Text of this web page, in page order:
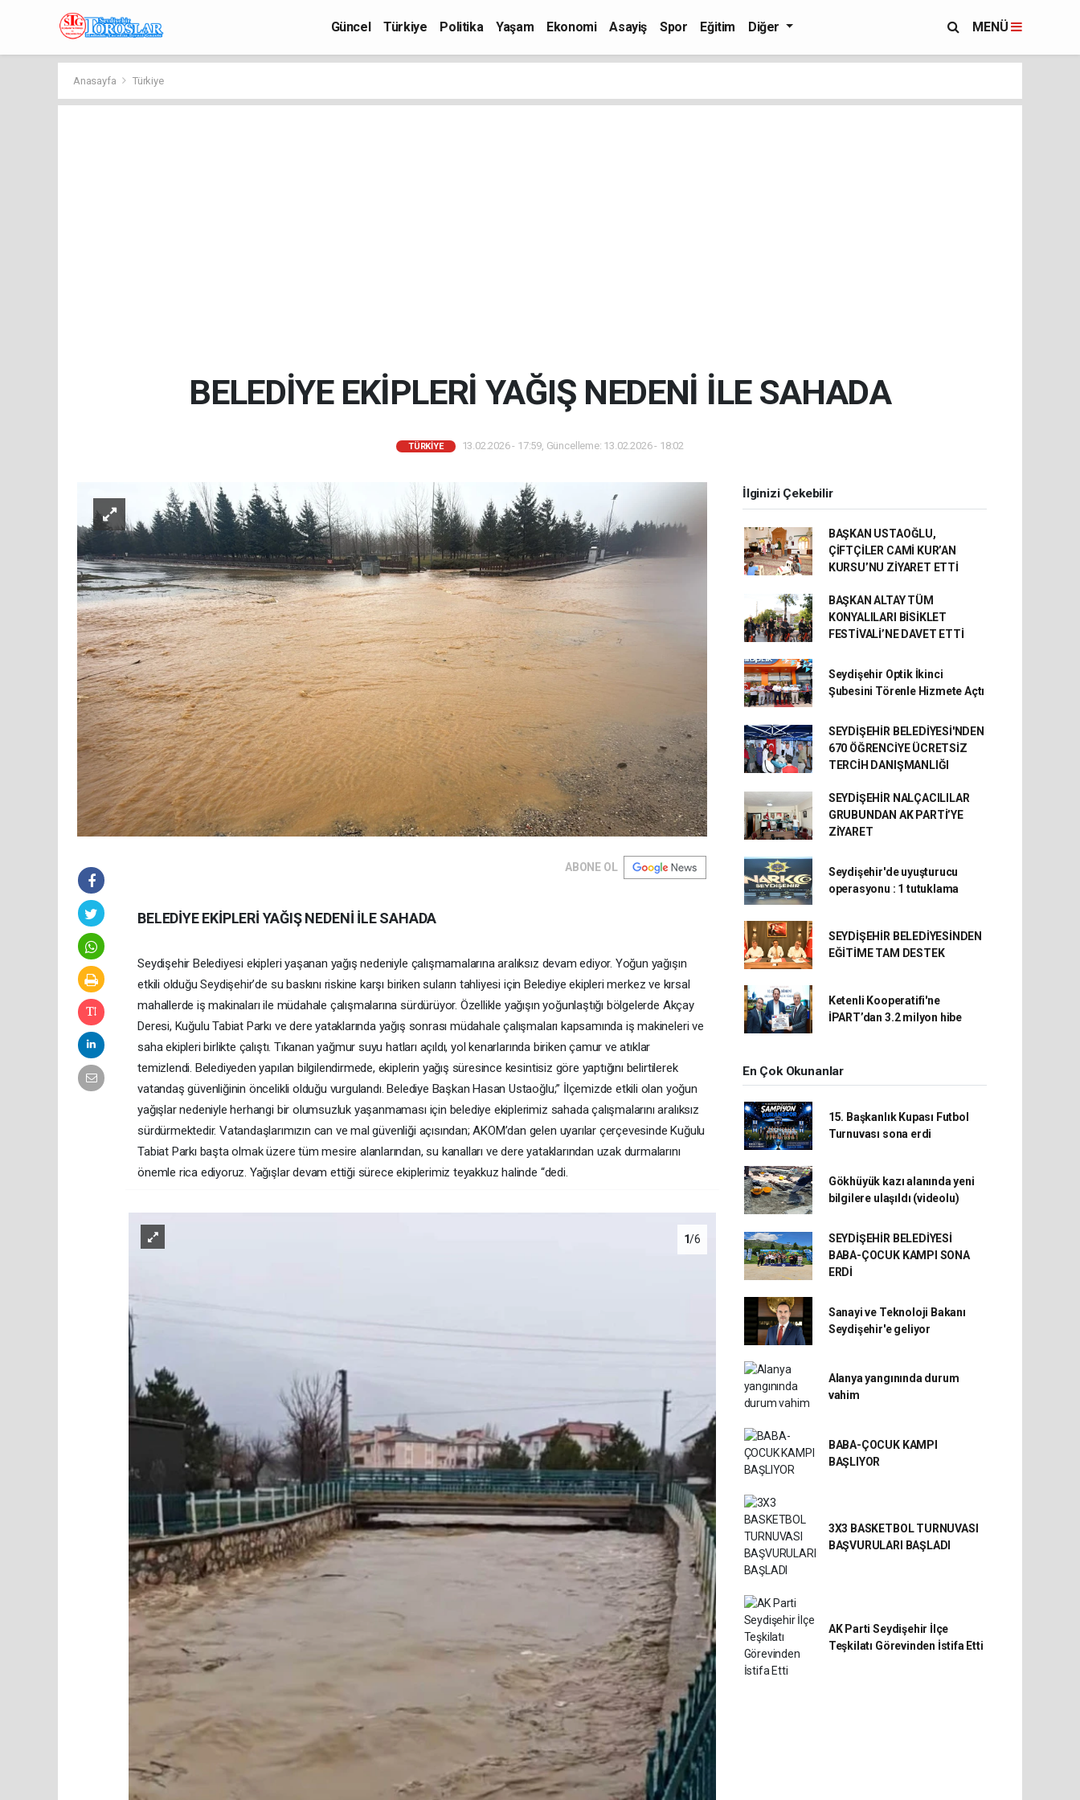
Güncel Türkiye Politika Yaşam Ekonomi Asayiş Spor Eğitim Diğer MENÜ
Anasayfa Türkiye
BELEDİYE EKİPLERİ YAĞIŞ NEDENİ İLE SAHADA
TÜRKIYE 13.02.2026 - 17:59, Güncelleme: 13.02.2026 - 18:02
ABONE OL
BELEDİYE EKİPLERİ YAĞIŞ NEDENİ İLE SAHADA
Seydişehir Belediyesi ekipleri yaşanan yağış nedeniyle çalışmamalarına aralıksız devam ediyor. Yoğun yağışın
etkili olduğu Seydişehir’de su baskını riskine karşı biriken suların tahliyesi için Belediye ekipleri merkez ve kırsal
mahallerde iş makinaları ile müdahale çalışmalarına sürdürüyor. Özellikle yağışın yoğunlaştığı bölgelerde Akçay
Deresi, Kuğulu Tabiat Parkı ve dere yataklarında yağış sonrası müdahale çalışmaları kapsamında iş makineleri ve
saha ekipleri birlikte çalıştı. Tıkanan yağmur suyu hatları açıldı, yol kenarlarında biriken çamur ve atıklar
temizlendi. Belediyeden yapılan bilgilendirmede, ekiplerin yağış süresince kesintisiz göre yaptığını belirtilerek
vatandaş güvenliğinin öncelikli olduğu vurgulandı. Belediye Başkan Hasan Ustaoğlu;” İlçemizde etkili olan yoğun
yağışlar nedeniyle herhangi bir olumsuzluk yaşanmaması için belediye ekiplerimiz sahada çalışmalarını aralıksız
sürdürmektedir. Vatandaşlarımızın can ve mal güvenliği açısından; AKOM’dan gelen uyarılar çerçevesinde Kuğulu
Tabiat Parkı başta olmak üzere tüm mesire alanlarından, su kanalları ve dere yataklarından uzak durmalarını
önemle rica ediyoruz. Yağışlar devam ettiği sürece ekiplerimiz teyakkuz halinde “dedi.
1/6
İlginizi Çekebilir
BAŞKAN USTAOĞLU,
ÇİFTÇİLER CAMİ KUR’AN
KURSU’NU ZİYARET ETTİ
BAŞKAN ALTAY TÜM
KONYALILARI BİSİKLET
FESTİVALİ’NE DAVET ETTİ
Seydişehir Optik İkinci
Şubesini Törenle Hizmete Açtı
SEYDİŞEHİR BELEDİYESİ'NDEN
670 ÖĞRENCİYE ÜCRETSİZ
TERCİH DANIŞMANLIĞI
SEYDİŞEHİR NALÇACILILAR
GRUBUNDAN AK PARTİ’YE
ZİYARET
Seydişehir'de uyuşturucu
operasyonu : 1 tutuklama
SEYDİŞEHİR BELEDİYESİNDEN
EĞİTİME TAM DESTEK
Ketenli Kooperatifi'ne
İPART’dan 3.2 milyon hibe
En Çok Okunanlar
15. Başkanlık Kupası Futbol
Turnuvası sona erdi
Gökhüyük kazı alanında yeni
bilgilere ulaşıldı (videolu)
SEYDİŞEHİR BELEDİYESİ
BABA-ÇOCUK KAMPI SONA
ERDİ
Sanayi ve Teknoloji Bakanı
Seydişehir'e geliyor
Alanya yangınında durum
vahim
BABA-ÇOCUK KAMPI
BAŞLIYOR
3X3 BASKETBOL TURNUVASI
BAŞVURULARI BAŞLADI
AK Parti Seydişehir İlçe
Teşkilatı Görevinden İstifa Etti